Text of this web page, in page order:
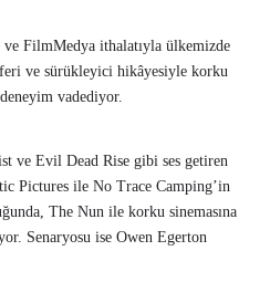
FilmMedya ithalatıyla ülkemizde
ve sürükleyici hikâyesiyle korku
vadediyor.
ve Evil Dead Rise gibi ses getiren
Pictures ile No Trace Camping’in
The Nun ile korku sinemasına
Senaryosu ise Owen Egerton